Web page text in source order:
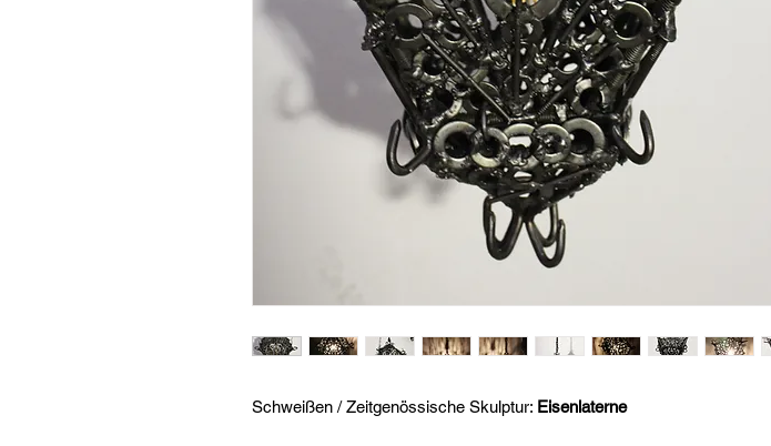
Schweißen / Zeitgenössische Skulptur: Eisenlaterne